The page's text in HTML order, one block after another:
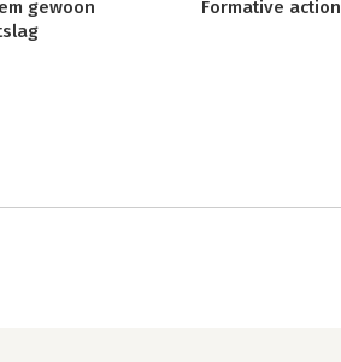
gewoon
Formative action